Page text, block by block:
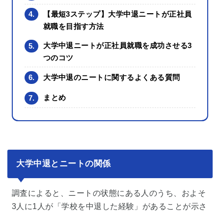
4.
【最短3ステップ】大学中退ニートが正社員
就職を目指す方法
5.
大学中退ニートが正社員就職を成功させる3
つのコツ
6. 大学中退のニートに関するよくある質問
7. まとめ
大学中退とニートの関係
調査によると、ニートの状態にある人のうち、およそ
3人に1人が「学校を中退した経験」があることが示さ